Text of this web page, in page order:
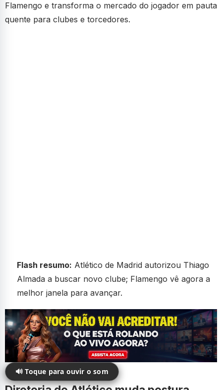
Flamengo e transforma o mercado do jogador em pauta
quente para clubes e torcedores.
Flash resumo: Atlético de Madrid autorizou Thiago
Almada a buscar novo clube; Flamengo vê agora a
melhor janela para avançar.
🔊 Toque para ouvir o som